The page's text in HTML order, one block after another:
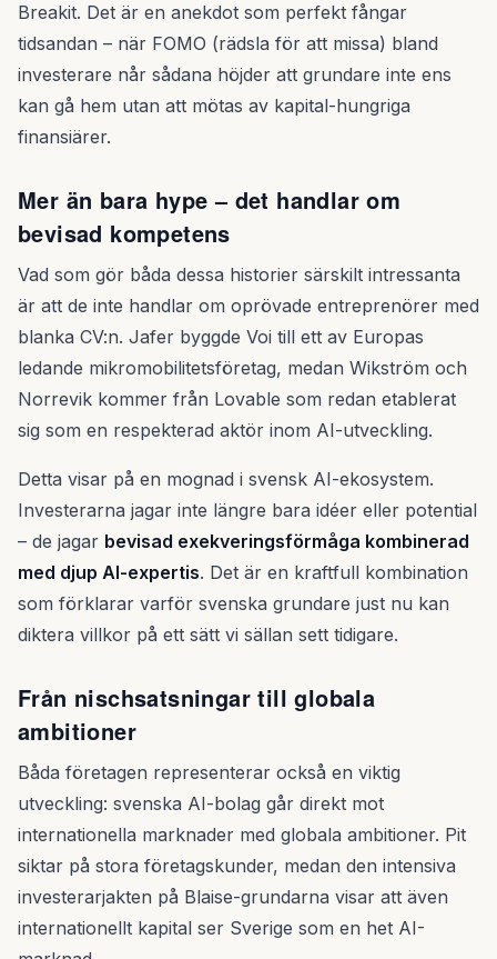
Breakit. Det är en anekdot som perfekt fångar
tidsandan – när FOMO (rädsla för att missa) bland
investerare når sådana höjder att grundare inte ens
kan gå hem utan att mötas av kapital-hungriga
finansiärer.
Mer än bara hype – det handlar om
bevisad kompetens
Vad som gör båda dessa historier särskilt intressanta
är att de inte handlar om oprövade entreprenörer med
blanka CV:n. Jafer byggde Voi till ett av Europas
ledande mikromobilitetsföretag, medan Wikström och
Norrevik kommer från Lovable som redan etablerat
sig som en respekterad aktör inom AI-utveckling.
Detta visar på en mognad i svensk AI-ekosystem.
Investerarna jagar inte längre bara idéer eller potential
– de jagar bevisad exekveringsförmåga kombinerad
med djup AI-expertis. Det är en kraftfull kombination
som förklarar varför svenska grundare just nu kan
diktera villkor på ett sätt vi sällan sett tidigare.
Från nischsatsningar till globala
ambitioner
Båda företagen representerar också en viktig
utveckling: svenska AI-bolag går direkt mot
internationella marknader med globala ambitioner. Pit
siktar på stora företagskunder, medan den intensiva
investerarjakten på Blaise-grundarna visar att även
internationellt kapital ser Sverige som en het AI-